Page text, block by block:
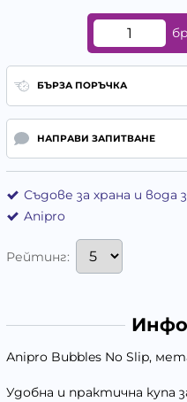
БЪРЗА ПОРЪЧКА
НАПРАВИ ЗАПИТВАНЕ
Съдове за храна и вода
Anipro
Рейтинг:
Аnipro Bubbles No Slip,
Удобна и практична купа